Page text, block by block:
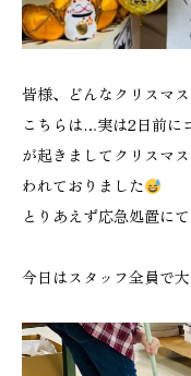
皆様、どんなクリスマ
こちらは…実は2日前に
が起きましてクリスマ
われておりました
とりあえず応急処置に
今日はスタッフ全員で大